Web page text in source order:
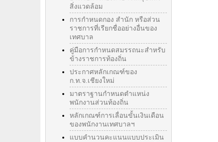
สิ่งแวดล้อม
การกำหนดกอง สำนัก หรือส่วน
ราชการที่เรียกชื่ออย่างอื่นของ
เทศบาล
คู่มือการกำหนดสมรรถนะสำหรับ
ข้างราชการท้องถิ่น
ประกาศหลักเกณฑ์ของ
ก.ท.จ.เชียงใหม่
มาตราฐานกำหนดตำแหน่ง
พนักงานส่วนท้องถิ่น
หลักเกณฑ์การเลื่อนขั้นเงินเดือน
ของพนักงานเทศบาลฯ
แบบคำนวนคะแนนแบบประเมิน